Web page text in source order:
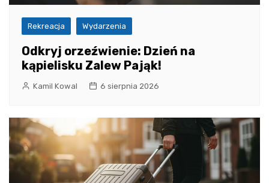
Rekreacja Wydarzenia
Odkryj orzeźwienie: Dzień na
kąpielisku Zalew Pająk!
Kamil Kowal 6 sierpnia 2026